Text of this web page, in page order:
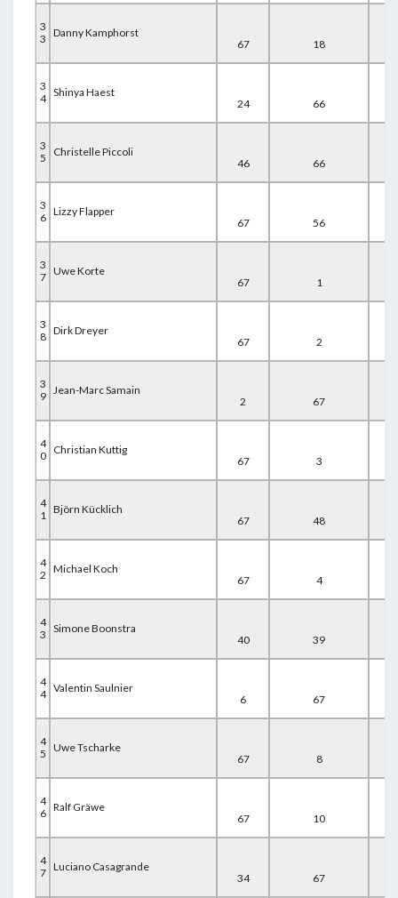
3
3
Danny Kamphorst
67
18
3
4 Shinya Haest
24
66
3
5
Christelle Piccoli
46
66
3
6 Lizzy Flapper
67
56
3
7 Uwe Korte
67
1
3
8 Dirk Dreyer
67
2
3
9 Jean-Marc Samain
2
67
4
0
Christian Kuttig
67
3
4
1 Björn Kücklich
67
48
4
2
Michael Koch
67
4
4
3
Simone Boonstra
40
39
4
4 Valentin Saulnier
6
67
4
5
Uwe Tscharke
67
8
4
6 Ralf Gräwe
67
10
4
7 Luciano Casagrande
34
67